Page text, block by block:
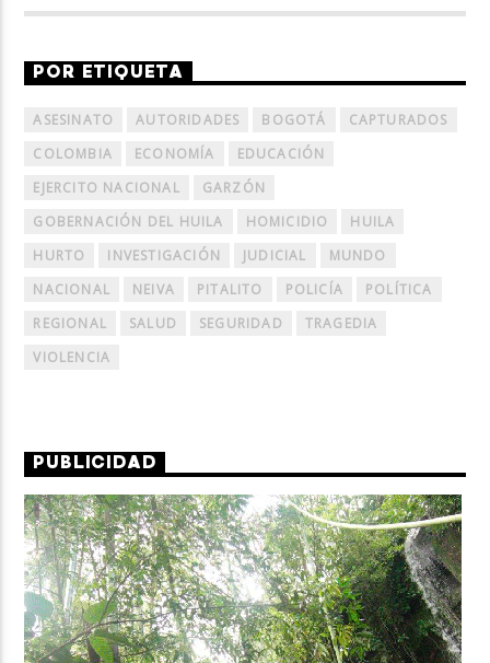
POR ETIQUETA
ASESINATO AUTORIDADES BOGOTÁ
CAPTURADOS
COLOMBIA
ECONOMÍA
EDUCACIÓN
EJERCITO NACIONAL
GARZÓN
GOBERNACIÓN DEL HUILA
HOMICIDIO
HUILA
HURTO
INVESTIGACIÓN JUDICIAL
MUNDO
NACIONAL
NEIVA PITALITO POLICÍA
POLÍTICA
REGIONAL
SALUD SEGURIDAD
TRAGEDIA
VIOLENCIA
PUBLICIDAD